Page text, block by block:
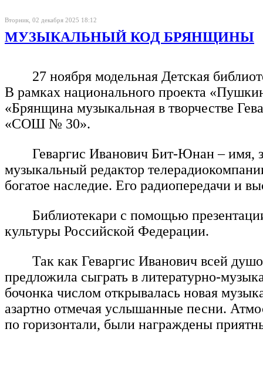
Вторник, 02 декабря 2025 18:12
МУЗЫКАЛЬНЫЙ КОД БРЯНЩИНЫ
27 ноября модельная Детская
В рамках национального проекта
«Брянщина музыкальная в творчестве
«СОШ № 30».
Геваргис Иванович Бит-Юнан – имя,
музыкальный редактор
богатое наследие. Его радиопередачи и
Библиотекари с помощью
культуры Российской Федерации.
Так как Геваргис Иванович всей
предложила сыграть в литературно-
бочонка числом открывалась новая
азартно отмечая услышанные песни.
по горизонтали, были награждены